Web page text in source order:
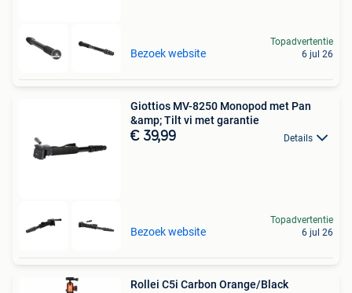
Bezoek website
Topadvertentie
6 jul 26
Giottios MV-8250 Monopod met Pan
&amp; Tilt vi met garantie
€ 39,99 Details
Bezoek website
Topadvertentie
6 jul 26
Rollei C5i Carbon Orange/Black